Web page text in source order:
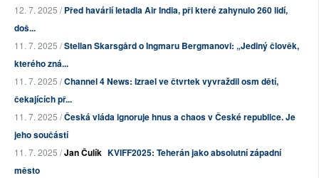
12. 7. 2025 /Před havárií letadla Air India, při které zahynulo 260 lidí,
doš...
11. 7. 2025 /Stellan Skarsgård o Ingmaru Bergmanovi: „Jediný člověk,
kterého zná...
11. 7. 2025 /Channel 4 News: Izrael ve čtvrtek vyvraždil osm dětí,
čekajících př...
11. 7. 2025 /Česká vláda ignoruje hnus a chaos v České republice. Je
jeho součástí
11. 7. 2025 /Jan Čulík KVIFF2025: Teherán jako absolutní západní
město